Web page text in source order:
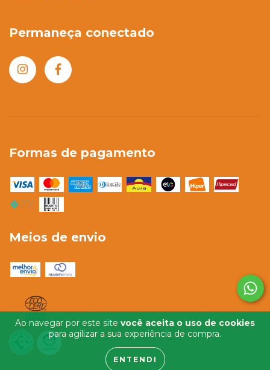
Ao navegar por este site você aceita o uso de cookies
para agilizar a sua experiência de compra.
ENTENDI
Permaneça conectado
Formas de pagamento
Meios de envio